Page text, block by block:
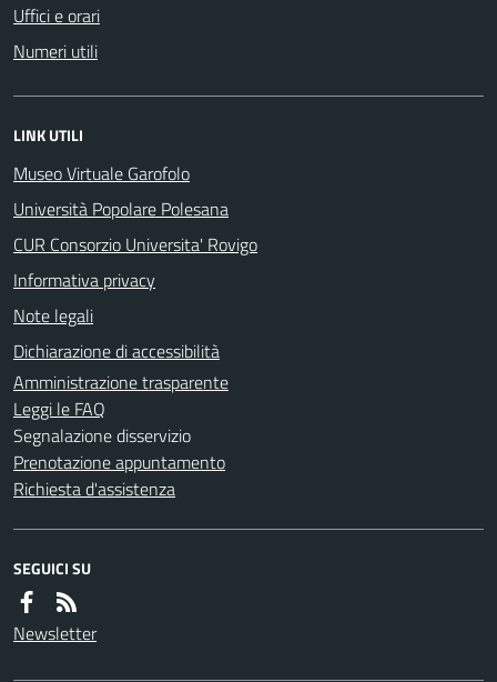
Uffici e orari
Numeri utili
LINK UTILI
Museo Virtuale Garofolo
Università Popolare Polesana
CUR Consorzio Universita' Rovigo
Informativa privacy
Note legali
Dichiarazione di accessibilità
Amministrazione trasparente
Leggi le FAQ
Segnalazione disservizio
Prenotazione appuntamento
Richiesta d'assistenza
SEGUICI SU
Newsletter